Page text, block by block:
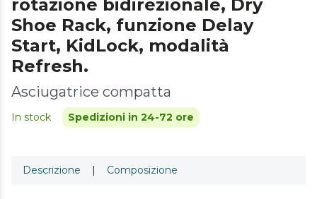
rotazione bidirezionale, Dry
Shoe Rack, funzione Delay
Start, KidLock, modalità
Refresh.
Asciugatrice compatta
In stock Spedizioni in 24-72 ore
Descrizione | Composizione